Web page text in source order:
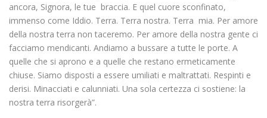
ancora, Signora, le tue braccia. E quel cuore sconfinato,
immenso come Iddio. Terra. Terra nostra. Terra mia. Per amore
della nostra terra non taceremo. Per amore della nostra gente ci
facciamo mendicanti. Andiamo a bussare a tutte le porte. A
quelle che si aprono e a quelle che restano ermeticamente
chiuse. Siamo disposti a essere umiliati e maltrattati. Respinti e
derisi. Minacciati e calunniati. Una sola certezza ci sostiene: la
nostra terra risorgerà”.